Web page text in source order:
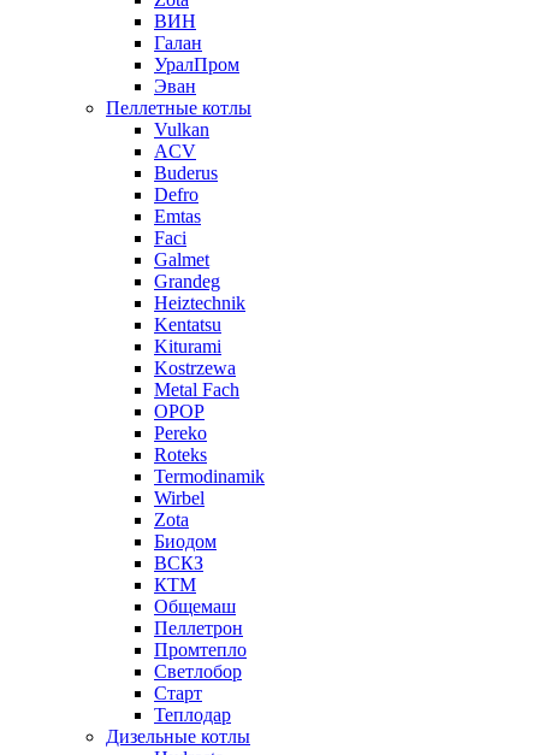
ВИН
Галан
УралПром
Эван
Пеллетные котлы
Vulkan
ACV
Buderus
Defro
Emtas
Faci
Galmet
Grandeg
Heiztechnik
Kentatsu
Kiturami
Kostrzewa
Metal Fach
OPOP
Pereko
Roteks
Termodinamik
Wirbel
Zota
Биодом
ВСКЗ
КТМ
Общемаш
Пеллетрон
Промтепло
Светлобор
Старт
Теплодар
Дизельные котлы